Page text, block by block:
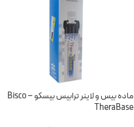
ماده بیس و لاینر ترابیس بیسکو – Bisco
TheraBase